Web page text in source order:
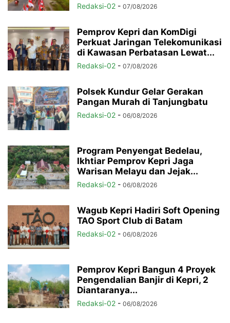
Redaksi-02 - 07/08/2026
Pemprov Kepri dan KomDigi
Perkuat Jaringan Telekomunikasi
di Kawasan Perbatasan Lewat...
Redaksi-02 - 07/08/2026
Polsek Kundur Gelar Gerakan
Pangan Murah di Tanjungbatu
Redaksi-02 - 06/08/2026
Program Penyengat Bedelau,
Ikhtiar Pemprov Kepri Jaga
Warisan Melayu dan Jejak...
Redaksi-02 - 06/08/2026
Wagub Kepri Hadiri Soft Opening
TAO Sport Club di Batam
Redaksi-02 - 06/08/2026
Pemprov Kepri Bangun 4 Proyek
Pengendalian Banjir di Kepri, 2
Diantaranya...
Redaksi-02 - 06/08/2026